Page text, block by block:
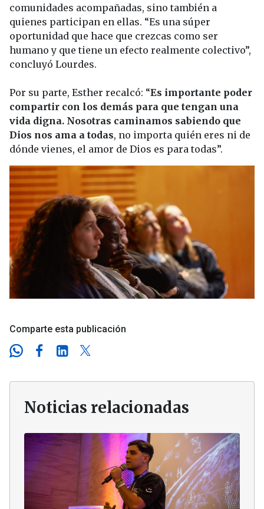
comunidades acompañadas, sino también a
quienes participan en ellas. “Es una súper
oportunidad que hace que crezcas como ser
humano y que tiene un efecto realmente colectivo”,
concluyó Lourdes.
Por su parte, Esther recalcó: “Es importante poder
compartir con los demás para que tengan una
vida digna. Nosotras caminamos sabiendo que
Dios nos ama a todas, no importa quién eres ni de
dónde vienes, el amor de Dios es para todas”.
Comparte esta publicación
Noticias relacionadas